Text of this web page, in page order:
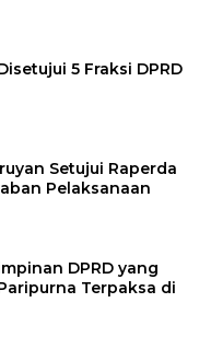
5 Fraksi DPRD
Setujui Raperda
Pelaksanaan
DPRD yang
Terpaksa di